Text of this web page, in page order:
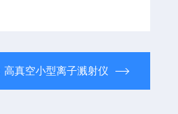
高真空小型离子溅射仪